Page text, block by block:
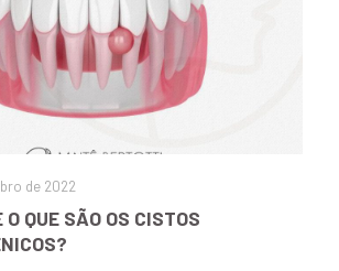
de 2022
O QUE SÃO OS CISTOS